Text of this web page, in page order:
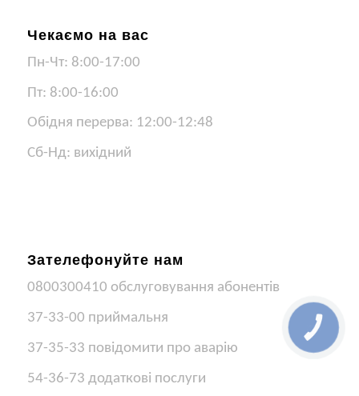
Чекаємо на вас
Пн-Чт: 8:00-17:00
Пт: 8:00-16:00
Обідня перерва: 12:00-12:48
Сб-Нд: вихідний
Зателефонуйте нам
0800300410 обслуговування абонентів
37-33-00 приймальня
37-35-33 повідомити про аварію
54-36-73 додаткові послуги